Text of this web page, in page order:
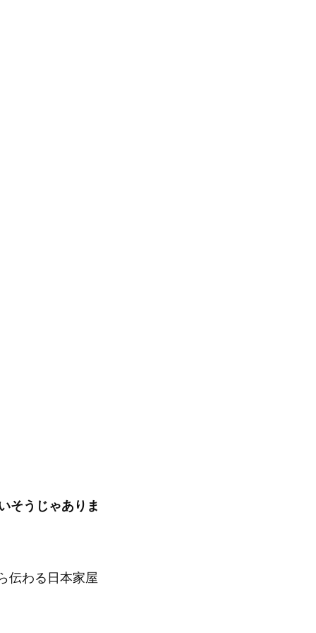
そうじゃありま
伝わる日本家屋